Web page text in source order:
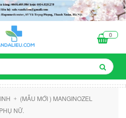
0
+
(MẪU MỚI ) MANGINOZEL
NỮ.